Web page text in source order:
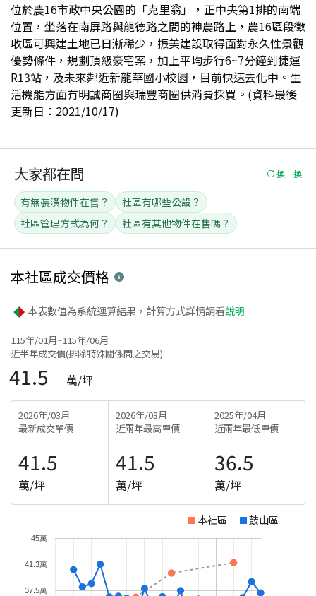
位於農16市政中央公園的「克里翁」，正中央第1排的南端
位置，坐落在南屏路與龍德路之間的神農路上，農16區段徵
收區可興建土地已日漸稀少，振美建設取得面對永久性景觀
優勢條件，規劃頂級豪宅案，加上平均步行6~7分鐘到捷運
R13站，及未來鄰近新龍華國小校園，目前快速去化中。生
活機能方面有明誠商圈與瑞豐商圈供消費採買。(資料最後
更新日：2021/10/17)
大家都在問 換一換
有無裝潢物件在售？
社區有哪些公設？
社區管理方式為何？
社區有其他物件在售嗎？
本社區成交價格
本表數值為系統運算結果，計算方式詳情請看說明
115年/01月~115年/06月
近半年成交價(排除特殊關係間之交易)
41.5 萬/坪
2026年/03月
最新成交單價
41.5
萬/坪
2026年/03月
近兩年最高單價
41.5
萬/坪
2025年/04月
近兩年最低單價
36.5
萬/坪
本社區 鼓山區
37.5萬
41.3萬
45萬